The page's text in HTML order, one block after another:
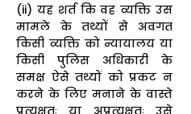
(ii) यह शर्त कि वह व्यक्ति उस
मामले के तथ्यों से अवगत
किसी व्यक्ति को न्यायालय या
किसी पुलिस अधिकारी के
समक्ष ऐसे तथ्यों को प्रकट न
करने के लिए मनाने के वास्ते
प्रत्यक्षतः या अप्रत्यक्षतः उसे